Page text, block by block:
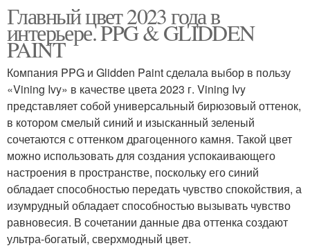
Главный цвет 2023 года в
интерьере. PPG & GLIDDEN
PAINT
Компания PPG и Glidden Paint сделала выбор в пользу
«Vining Ivy» в качестве цвета 2023 г. Vining Ivy
представляет собой универсальный бирюзовый оттенок,
в котором смелый синий и изысканный зеленый
сочетаются с оттенком драгоценного камня. Такой цвет
можно использовать для создания успокаивающего
настроения в пространстве, поскольку его синий
обладает способностью передать чувство спокойствия, а
изумрудный обладает способностью вызывать чувство
равновесия. В сочетании данные два оттенка создают
ультра-богатый, сверхмодный цвет.